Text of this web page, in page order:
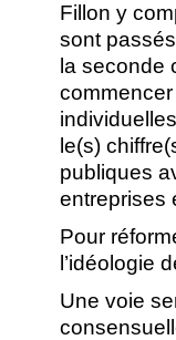
Fillon y
sont
la seconde
le(s)
publiques
entreprises
Pour
l’idéologie
Une voie